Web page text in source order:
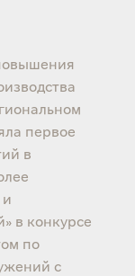
первое
в
в конкурсе
по
с